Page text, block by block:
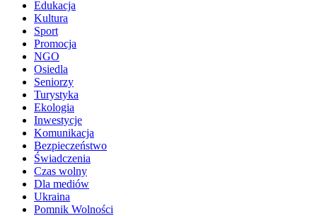
Edukacja
Kultura
Sport
Promocja
NGO
Osiedla
Seniorzy
Turystyka
Ekologia
Inwestycje
Komunikacja
Bezpieczeństwo
Świadczenia
Czas wolny
Dla mediów
Ukraina
Pomnik Wolności